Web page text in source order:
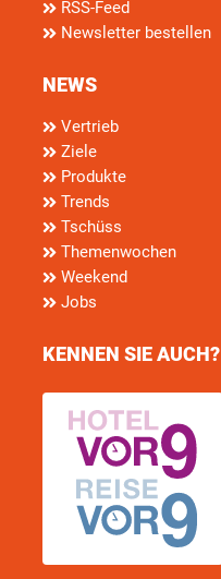
RSS-Feed
Newsletter bestellen
NEWS
Vertrieb
Ziele
Produkte
Trends
Tschüss
Themenwochen
Weekend
Jobs
KENNEN SIE AUCH?